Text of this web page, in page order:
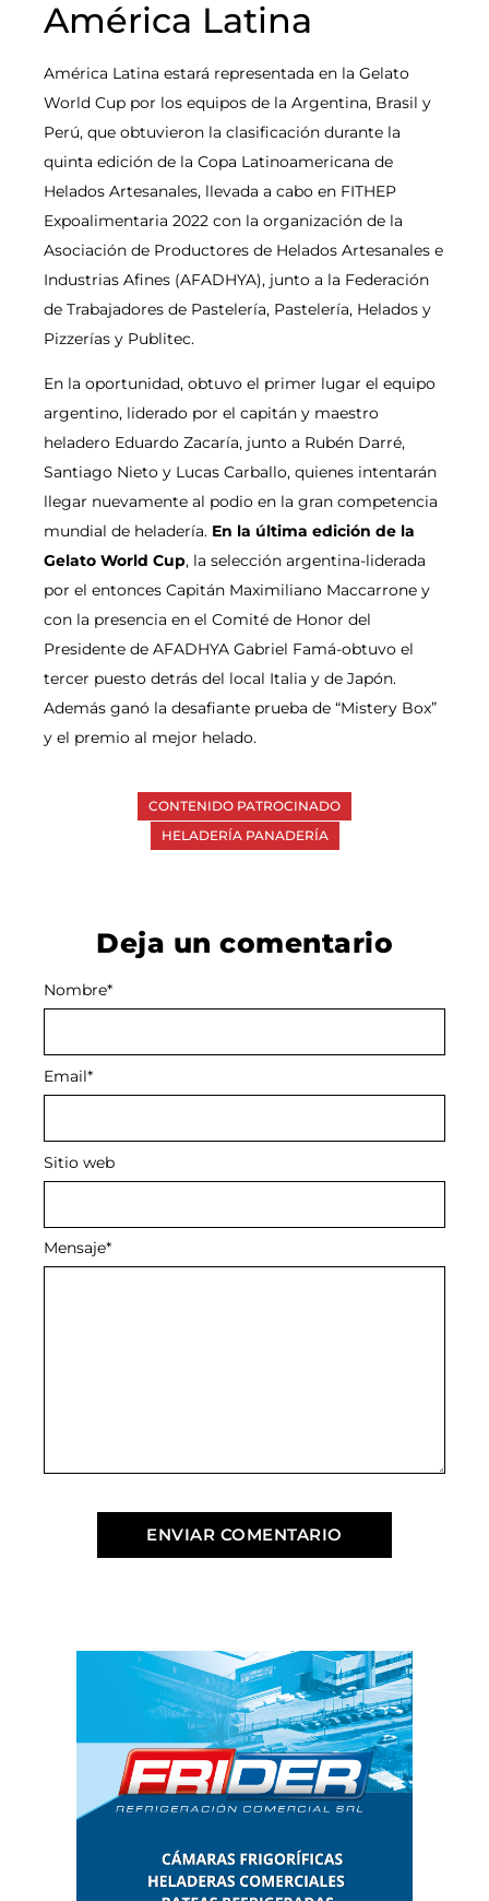
América Latina
América Latina estará representada en la Gelato
World Cup por los equipos de la Argentina, Brasil y
Perú, que obtuvieron la clasificación durante la
quinta edición de la Copa Latinoamericana de
Helados Artesanales, llevada a cabo en FITHEP
Expoalimentaria 2022 con la organización de la
Asociación de Productores de Helados Artesanales e
Industrias Afines (AFADHYA), junto a la Federación
de Trabajadores de Pastelería, Pastelería, Helados y
Pizzerías y Publitec.
En la oportunidad, obtuvo el primer lugar el equipo
argentino, liderado por el capitán y maestro
heladero Eduardo Zacaría, junto a Rubén Darré,
Santiago Nieto y Lucas Carballo, quienes intentarán
llegar nuevamente al podio en la gran competencia
mundial de heladería. En la última edición de la
Gelato World Cup, la selección argentina-liderada
por el entonces Capitán Maximiliano Maccarrone y
con la presencia en el Comité de Honor del
Presidente de AFADHYA Gabriel Famá-obtuvo el
tercer puesto detrás del local Italia y de Japón.
Además ganó la desafiante prueba de “Mistery Box”
y el premio al mejor helado.
CONTENIDO PATROCINADO
HELADERÍA PANADERÍA
Deja un comentario
Mensaje*
Nombre*
Email*
Sitio web
Alternative: